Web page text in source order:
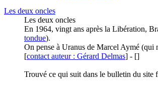
Les deux oncles
Les deux oncles
En 1964, vingt ans après la Libération,
tondue).
On pense à Uranus de Marcel Aymé (qui
[contact auteur : Gérard Delmas] - []
Trouvé ce qui suit dans le bulletin du site